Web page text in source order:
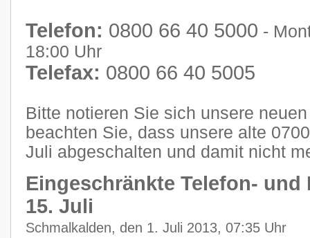
Telefon: 0800 66 40 5000 -
18:00 Uhr
Telefax: 0800 66 40 5005
Bitte notieren Sie sich unsere
beachten Sie, dass unsere alte
Juli abgeschalten und damit nicht
Eingeschränkte Telefon-
15. Juli
Schmalkalden, den 1. Juli 2013, 07:35 Uhr